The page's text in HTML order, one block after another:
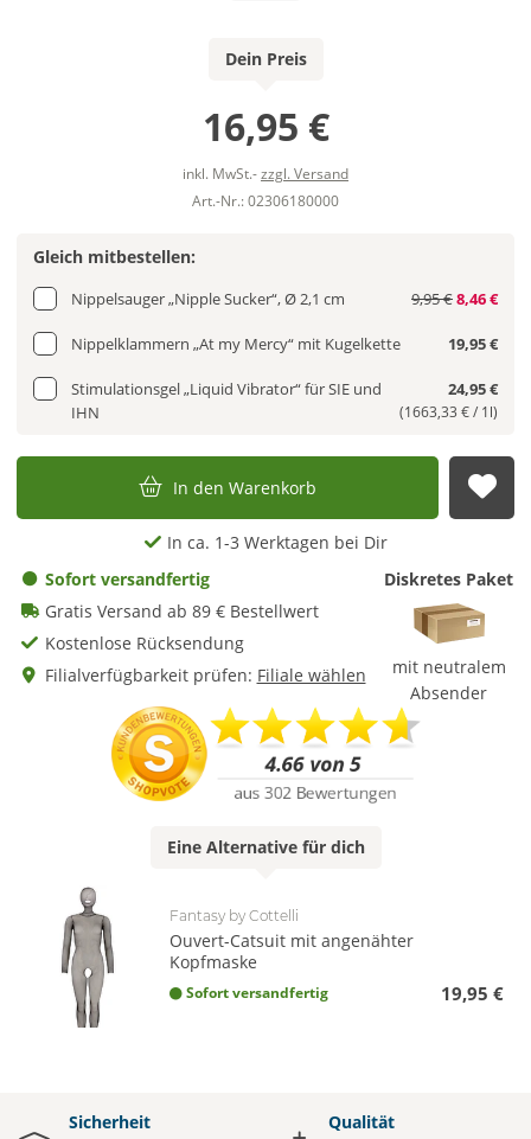
Dein Preis
16,95 €
inkl. MwSt.-zzgl. Versand
Art.-Nr.: 02306180000
Gleich mitbestellen:
Nippelsauger „Nipple Sucker“, Ø 2,1 cm 9,95 €8,46 €
Nippelklammern „At my Mercy“ mit Kugelkette 19,95 €
Stimulationsgel „Liquid Vibrator“ für SIE und
IHN
24,95 €
(1663,33 € / 1l)
In den Warenkorb
In ca. 1-3 Werktagen bei Dir
Sofort versandfertig
Gratis Versand ab 89 € Bestellwert
Kostenlose Rücksendung
Filialverfügbarkeit prüfen: Filiale wählen
Diskretes Paket
mit neutralem
Absender
Eine Alternativefür dich
Fantasy by Cottelli
Ouvert-Catsuit mit angenähter
Kopfmaske
Sofort versandfertig 19,95 €
Sicherheit
Qualität